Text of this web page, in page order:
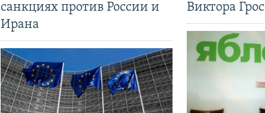
санкциях против России и
Ирана
Виктора